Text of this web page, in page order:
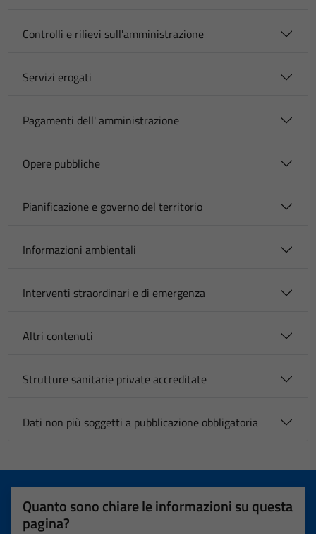
Controlli e rilievi sull'amministrazione
Servizi erogati
Pagamenti dell' amministrazione
Opere pubbliche
Pianificazione e governo del territorio
Informazioni ambientali
Interventi straordinari e di emergenza
Altri contenuti
Strutture sanitarie private accreditate
Dati non più soggetti a pubblicazione obbligatoria
Quanto sono chiare le informazioni su questa
pagina?